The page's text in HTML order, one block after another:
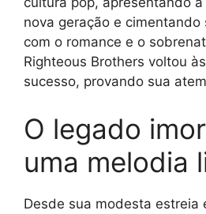
nova geração e cimentando
com o romance e o
Righteous Brothers voltou
sucesso, provando sua
O legado
uma melodia
Desde sua modesta estreia